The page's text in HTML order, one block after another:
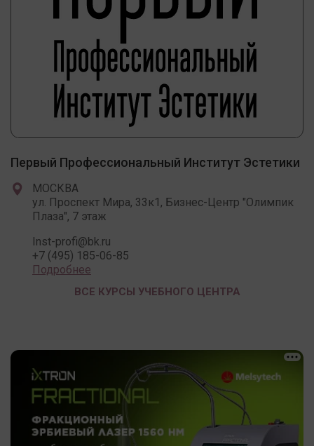
Первый Профессиональный Институт Эстетики
МОСКВА
ул. Проспект Мира, 33к1, Бизнес-Центр "Олимпик
Плаза", 7 этаж
Inst-profi@bk.ru
+7 (495) 185-06-85
Подробнее
ВСЕ КУРСЫ УЧЕБНОГО ЦЕНТРА